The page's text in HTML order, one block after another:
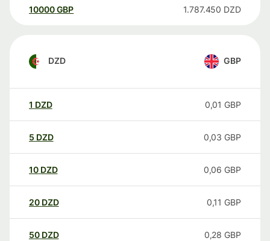
10000 GBP 1.787.450 DZD
DZD GBP
1 DZD 0,01 GBP
5 DZD 0,03 GBP
10 DZD 0,06 GBP
20 DZD 0,11 GBP
50 DZD 0,28 GBP